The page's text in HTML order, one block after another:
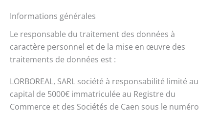
Informations générales
Le responsable du traitement des données à
caractère personnel et de la mise en œuvre des
traitements de données est :
LORBOREAL, SARL société à responsabilité limité au
capital de 5000€ immatriculée au Registre du
Commerce et des Sociétés de Caen sous le numéro